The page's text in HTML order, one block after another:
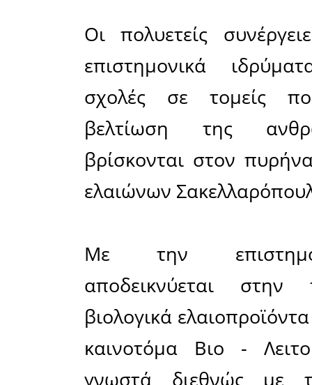
υψηλής
για 11η